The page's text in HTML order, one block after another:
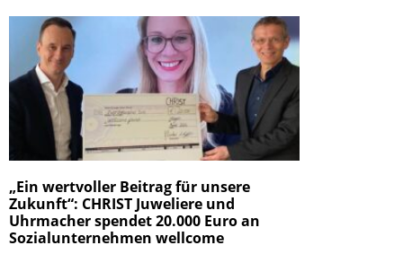
„Ein wertvoller Beitrag für unsere
Zukunft“: CHRIST Juweliere und
Uhrmacher spendet 20.000 Euro an
Sozialunternehmen wellcome